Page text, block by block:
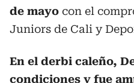
de mayo con el
Juniors de Cali y
En el derbi caleño,
condiciones y fue